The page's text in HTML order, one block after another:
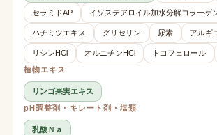
セラミドAP イソステアロイル加水分解コラーゲ
ハチミツエキス グリセリン 尿素 アルギ
リシンHCl オルニチンHCl トコフェロール
植物エキス
リンゴ果実エキス
pH調整剤・キレート剤・塩類
乳酸Ｎａ